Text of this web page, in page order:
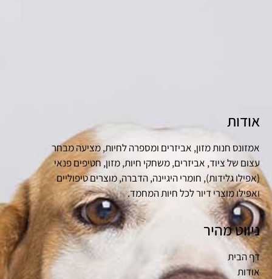
אודות
אמזונס חנות מזון, אביזרים ומספרה לחיות, מציעה מבחר
עצום של ציוד, אביזרים, משחקי חיות, מזון, חטיפים פנאי
(אפילו גלידות), חומרי היגיינה, הדברה, מוצרים טיפוליים
ואפילו מוצרי דיור לכל חיות המחמד.
ניווט מהיר
דף הבית
אודות